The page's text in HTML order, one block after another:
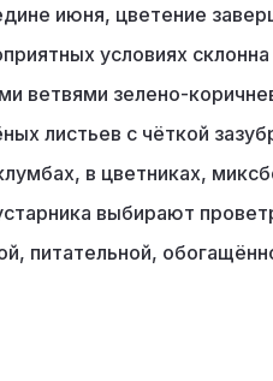
июня, цветение
условиях
ветвями зелено-
листьев с чёткой
в цветниках,
выбирают
питательной,